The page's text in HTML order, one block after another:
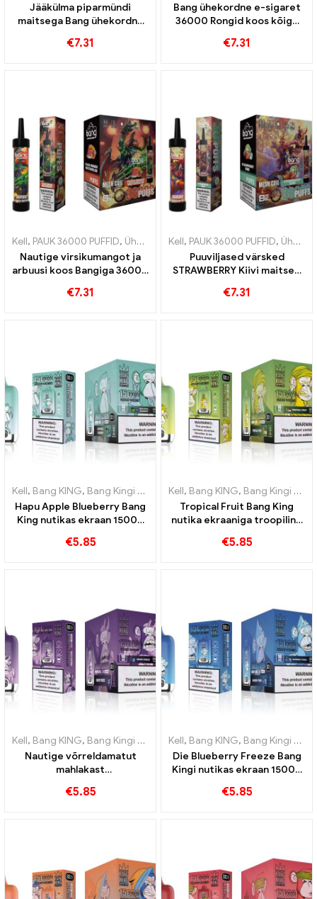
Jääkülma piparmündi
maitsega Bang ühekordne
võrkkest ülima värskuse
€7.31
Bang ühekordne e-sigaret
36000 Rongid koos kõige
seguga, et tänu võrgusilma
€7.31
Kell, PAUK 36000 PUFFID, Ühekordsed e-sigaretid ,Ühekordsed e-
Nautige virsikumangot ja
arbuusi koos Bangiga 36000
sigaretti ja võrgusilma
€7.31
Kell, PAUK 36000 PUFFID, Ühekordsed e-sigaretid
Puuviljased värsked
STRAWBERRY Kiivi maitsed
Pahvib ühekordselt
€7.31
Kell, Bang KING, Bang Kingi nutikas ekraan 15000 Puff ,Ühekordsed
Hapu Apple Blueberry Bang
King nutikas ekraan 15000
veipimiskogemus täis
€5.85
Kell, Bang KING, Bang Kingi nutikas ekraan 15000 Puff
Tropical Fruit Bang King
nutika ekraaniga troopiline
15000 Puff
€5.85
Kell, Bang KING, Bang Kingi nutikas ekraan 15000 Puff ,Ühekordsed
Nautige võrreldamatut
mahlakast
Grape Jelly Bang King Smart
€5.85
Kell, Bang KING, Bang Kingi nutikas ekraan 15000 Puff
Die Blueberry Freeze Bang
Kingi nutikas ekraan 15000
€5.85